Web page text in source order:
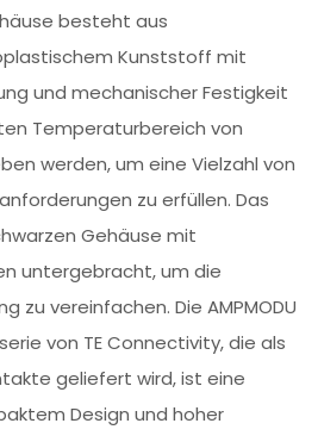
besteht aus
Kunststoff mit
und mechanischer Festigkeit
Temperaturbereich von
werden, um eine Vielzahl von
zu erfüllen. Das
Gehäuse mit
untergebracht, um die
zu vereinfachen. Die AMPMODU
von TE Connectivity, die als
geliefert wird, ist eine
Design und hoher